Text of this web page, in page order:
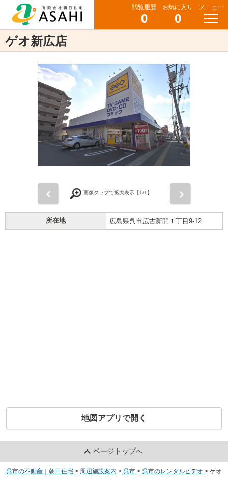
閲覧履歴
0
お気に入り
0
メニュー
ゲオ新広店
画像タップで拡大表示【1/1】
所在地 広島県呉市広古新開１丁目9-12
地図アプリで開く
ページトップへ
呉市の不動産｜朝日住宅 > 周辺施設案内 > 呉市 > 呉市のレンタルビデオ > ゲオ